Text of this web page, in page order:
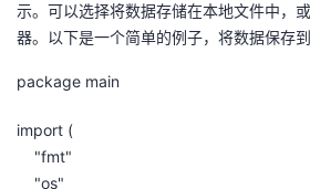
课
程
的
认
证
我
的
实
我
的
术
支
持
云
声
建
议
示。可以选择将数据存储在本地文件中，
器。以下是一个简单的例子，将数据保存到
package main
import (
"fmt"
"os"